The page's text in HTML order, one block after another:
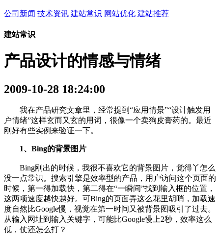
公司新闻 技术资讯 建站常识 网站优化 建站推荐
建站常识
产品设计的情感与情绪
2009-10-28 18:24:00
我在产品研究文章里，经常提到“应用情景”“设计触发用
户情绪”这样玄而又玄的用词，很像一个卖狗皮膏药的。最近
刚好有些实例来验证一下。
1、Bing的背景图片
Bing刚出的时候，我很不喜欢它的背景图片，觉得丫怎么
没一点常识。搜索引擎是效率型的产品，用户访问这个页面的
时候，第一得加载快，第二得在“一瞬间”找到输入框的位置，
这两项速度越快越好。可Bing的页面弄这么花里胡哨，加载速
度自然比Google慢，视觉在第一时间又被背景图吸引了过去。
从输入网址到输入关键字，可能比Google慢上2秒，效率这么
低，仗还怎么打？